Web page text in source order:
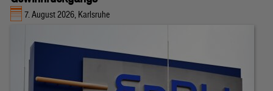
7. August 2026, Karlsruhe